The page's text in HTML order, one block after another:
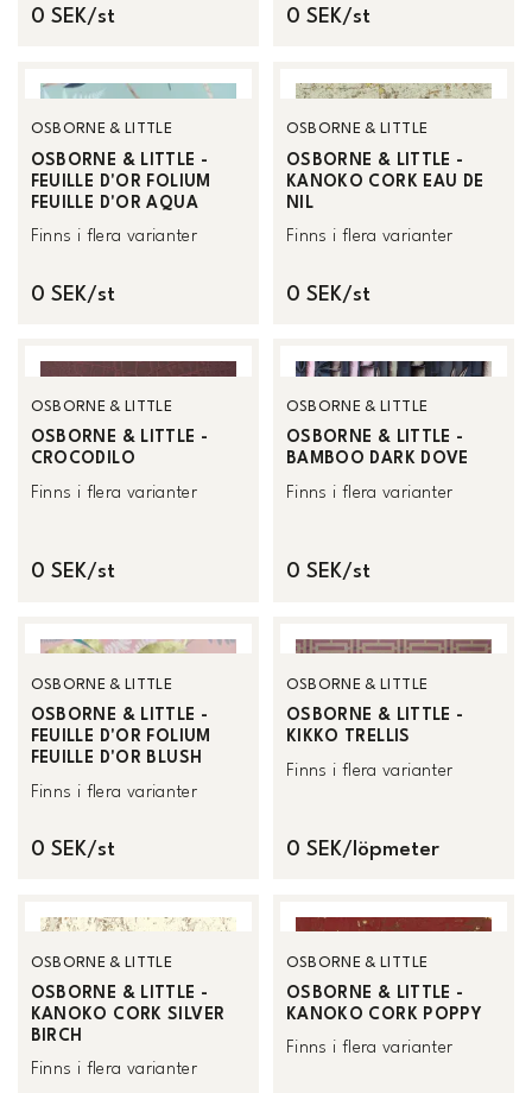
0 SEK/st 0 SEK/st
OSBORNE & LITTLE
OSBORNE & LITTLE -
FEUILLE D'OR FOLIUM
FEUILLE D'OR AQUA
Finns i flera varianter
0 SEK/st
OSBORNE & LITTLE
OSBORNE & LITTLE -
KANOKO CORK EAU DE
NIL
Finns i flera varianter
0 SEK/st
OSBORNE & LITTLE
OSBORNE & LITTLE -
CROCODILO
Finns i flera varianter
0 SEK/st
OSBORNE & LITTLE
OSBORNE & LITTLE -
BAMBOO DARK DOVE
Finns i flera varianter
0 SEK/st
OSBORNE & LITTLE
OSBORNE & LITTLE -
FEUILLE D'OR FOLIUM
FEUILLE D'OR BLUSH
Finns i flera varianter
0 SEK/st
OSBORNE & LITTLE
OSBORNE & LITTLE -
KIKKO TRELLIS
Finns i flera varianter
0 SEK/löpmeter
OSBORNE & LITTLE
OSBORNE & LITTLE -
KANOKO CORK SILVER
BIRCH
Finns i flera varianter
OSBORNE & LITTLE
OSBORNE & LITTLE -
KANOKO CORK POPPY
Finns i flera varianter